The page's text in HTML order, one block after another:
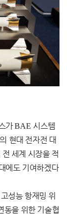
가BAE 시스템
현대 전자전 대
세계 시장을 적
에도 기여하겠다
성능 항재밍 위
동을 위한 기술협